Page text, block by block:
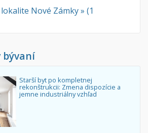
Nové Zámky » (1
bývaní
Starší byt po kompletnej
rekonštrukcii: Zmena dispozície a
jemne industriálny vzhľad